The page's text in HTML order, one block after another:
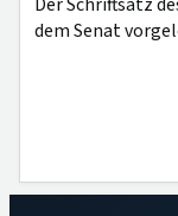
dem Senat